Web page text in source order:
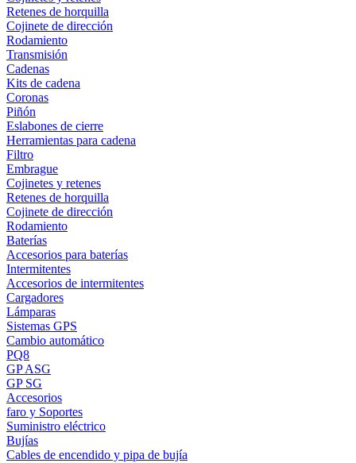
Retenes de horquilla
Cojinete de dirección
Rodamiento
Transmisión
Cadenas
Kits de cadena
Coronas
Piñón
Eslabones de cierre
Herramientas para cadena
Filtro
Embrague
Cojinetes y retenes
Retenes de horquilla
Cojinete de dirección
Rodamiento
Baterías
Accesorios para baterías
Intermitentes
Accesorios de intermitentes
Cargadores
Lámparas
Sistemas GPS
Cambio automático
PQ8
GP ASG
GP SG
Accesorios
faro y Soportes
Suministro eléctrico
Bujías
Cables de encendido y pipa de bujía